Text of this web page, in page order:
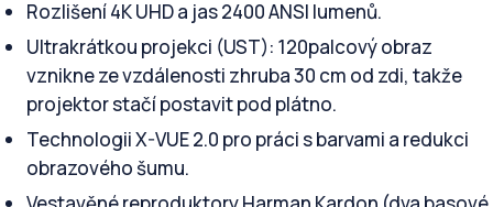
Rozlišení 4K UHD a jas 2400 ANSI lumenů.
Ultrakrátkou projekci (UST): 120palcový obraz
vznikne ze vzdálenosti zhruba 30 cm od zdi, takže
projektor stačí postavit pod plátno.
Technologii X-VUE 2.0 pro práci s barvami a redukci
obrazového šumu.